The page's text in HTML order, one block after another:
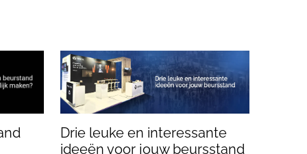
Drie leuke en interessante
ideeën voor jouw beursstand